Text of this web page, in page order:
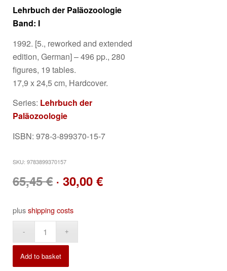
Lehrbuch der Paläozoologie
Band: I
1992. [5., reworked and extended
edition, German] – 496 pp., 280
figures, 19 tables.
17,9 x 24,5 cm, Hardcover.
Series: Lehrbuch der
Paläozoologie
ISBN: 978-3-899370-15-7
SKU: 9783899370157
65,45€ Original
price
was:
30,00 €Current
plusshipping costs
Add to basket